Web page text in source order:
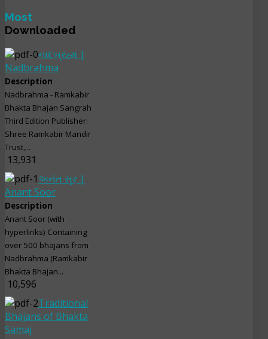
Most
Downloaded
નાદબ્રહ્મ |
Nadbrahma
Description
Nadbrahma - Ramkabir
Bhakta Bhajan Sangrah
Third Edition Publisher:
Shree Ramkabir Mandir
Trust,...
13,931
અનંત સૂર |
Anant Soor
Description
Anant Soor (with
hyperlinks) Containing
over 500 bhajans from
Nadbrahma (Ramkabir
Bhakta Bhajan...
10,596
Traditional
Bhajans of Bhakta
Samaj